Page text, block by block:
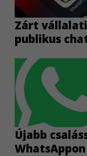
​Zárt
publikus
Újabb
WhatsAppon